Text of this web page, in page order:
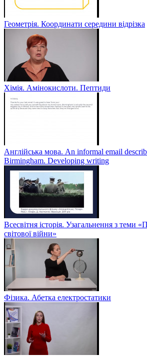
Геометрія. Координати середини відрізка
Хімія. Амінокислоти. Пептиди
Англійська мова. An informal email
Birmingham. Developing writing
Всесвітня історія. Узагальнення з теми
світової війни»
Фізика. Абетка електростатики